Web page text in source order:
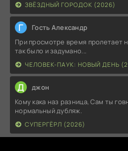
ЗВЁЗДНЫЙ ГОРОДОК (2026)
Г Гость Александр
При просмотре время пролетает
так было и задумано...
ЧЕЛОВЕК-ПАУК: НОВЫЙ ДЕНЬ
Д джон
Кому кака наз разница, Сам ты
нормальный дубляж.
СУПЕРГЁРЛ (2026)